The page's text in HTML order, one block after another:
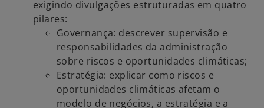
exigindo divulgações estruturadas em quatro
pilares:
Governança: descrever supervisão e
responsabilidades da administração
sobre riscos e oportunidades climáticas;
Estratégia: explicar como riscos e
oportunidades climáticas afetam o
modelo de negócios, a estratégia e a